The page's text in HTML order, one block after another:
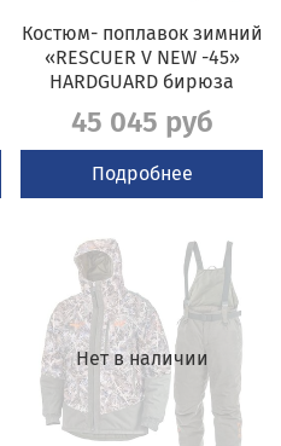
Костюм- поплавок зимний
«RESCUER V NEW -45»
HARDGUARD бирюза
45 045 руб
Подробнее
Нет в наличии